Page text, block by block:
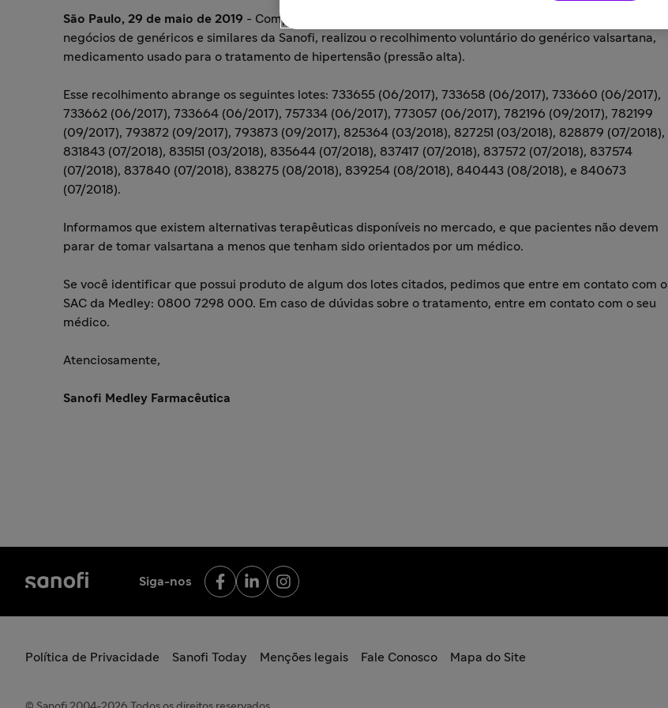
São Paulo, 29 de maio de 2019 - Comprometida com a saúde de seus pacientes, a Medley, unidade de
negócios de genéricos e similares da Sanofi, realizou o recolhimento voluntário do genérico valsartana,
medicamento usado para o tratamento de hipertensão (pressão alta).
Esse recolhimento abrange os seguintes lotes: 733655 (06/2017), 733658 (06/2017), 733660 (06/2017),
733662 (06/2017), 733664 (06/2017), 757334 (06/2017), 773057 (06/2017), 782196 (09/2017), 782199
(09/2017), 793872 (09/2017), 793873 (09/2017), 825364 (03/2018), 827251 (03/2018), 828879 (07/2018),
831843 (07/2018), 835151 (03/2018), 835644 (07/2018), 837417 (07/2018), 837572 (07/2018), 837574
(07/2018), 837840 (07/2018), 838275 (08/2018), 839254 (08/2018), 840443 (08/2018), e 840673
(07/2018).
Informamos que existem alternativas terapêuticas disponíveis no mercado, e que pacientes não devem
parar de tomar valsartana a menos que tenham sido orientados por um médico.
Se você identificar que possui produto de algum dos lotes citados, pedimos que entre em contato com o
SAC da Medley: 0800 7298 000. Em caso de dúvidas sobre o tratamento, entre em contato com o seu
médico.
Atenciosamente,
Sanofi Medley Farmacêutica
Siga-nos
Política de Privacidade Sanofi Today Menções legais Fale Conosco Mapa do Site